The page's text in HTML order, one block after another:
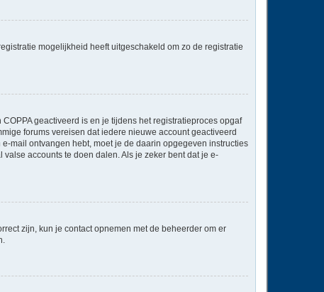
mogelijkheid heeft uitgeschakeld om zo de registratie
geactiveerd is en je tijdens het registratieproces opgaf
forums vereisen dat iedere nieuwe account geactiveerd
mail ontvangen hebt, moet je de daarin opgegeven instructies
accounts te doen dalen. Als je zeker bent dat je e-
zijn, kun je contact opnemen met de beheerder om er